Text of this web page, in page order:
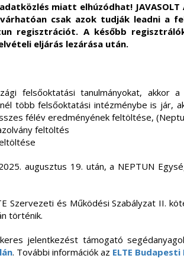
miatt elhúzódhat! JAVASOLT
csak azok tudják leadni a
regisztrációt. A később
eljárás lezárása után.
felsőoktatási tanulmányokat, akkor
több felsőoktatási intézménybe is jár,
félév eredményének feltöltése,
feltöltés
augusztus 19. után, a NEPTUN
Szervezeti és Működési Szabályzat II.
történik.
jelentkezést támogató
. További információk az ELTE